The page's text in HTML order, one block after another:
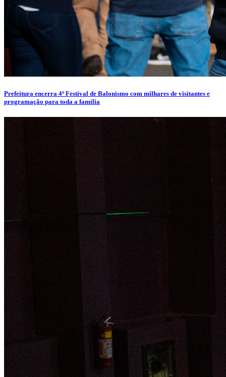
Prefeitura encerra 4º Festival de Balonismo com milhares de visitantes e
programação para toda a família